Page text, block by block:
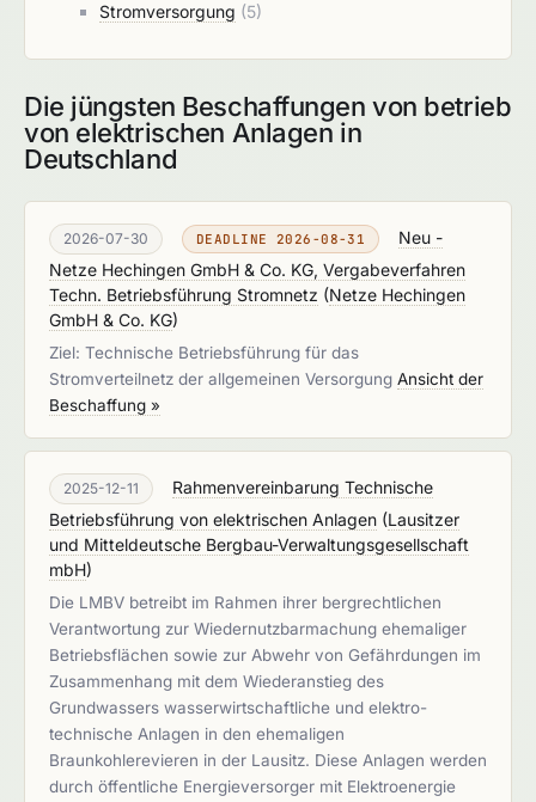
Stromversorgung (5)
Die jüngsten Beschaffungen von betrieb
von elektrischen Anlagen in
Deutschland
2026-07-30 DEADLINE 2026-08-31
Neu -
Netze Hechingen GmbH & Co. KG, Vergabeverfahren
Techn. Betriebsführung Stromnetz (Netze Hechingen
GmbH & Co. KG)
Ziel: Technische Betriebsführung für das
Stromverteilnetz der allgemeinen Versorgung Ansicht der
Beschaffung »
2025-12-11
Rahmenvereinbarung Technische
Betriebsführung von elektrischen Anlagen (Lausitzer
und Mitteldeutsche Bergbau-Verwaltungsgesellschaft
mbH)
Die LMBV betreibt im Rahmen ihrer bergrechtlichen
Verantwortung zur Wiedernutzbarmachung ehemaliger
Betriebsflächen sowie zur Abwehr von Gefährdungen im
Zusammenhang mit dem Wiederanstieg des
Grundwassers wasserwirtschaftliche und elektro-
technische Anlagen in den ehemaligen
Braunkohlerevieren in der Lausitz. Diese Anlagen werden
durch öffentliche Energieversorger mit Elektroenergie